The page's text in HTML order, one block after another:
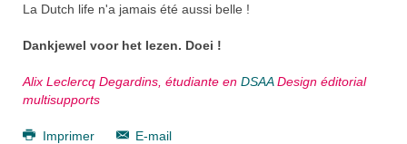
La Dutch life n'a jamais été aussi belle !
Dankjewel voor het lezen. Doei !
Alix Leclercq Degardins, étudiante en DSAADesign éditorial
multisupports
Imprimer E-mail